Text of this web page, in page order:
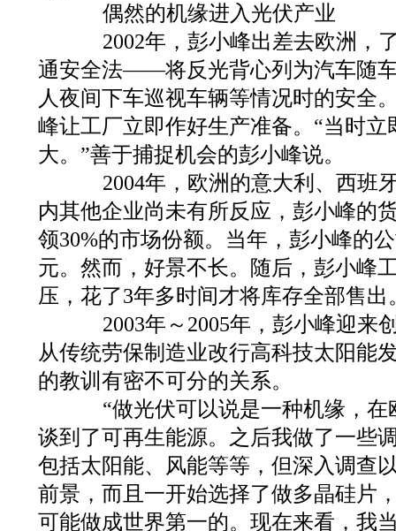
偶然的机缘进入光伏产业
2002年，彭小峰出差去欧洲，
通安全法——将反光背心列为汽车随
人夜间下车巡视车辆等情况时的安全
峰让工厂立即作好生产准备。“当时
大。”善于捕捉机会的彭小峰说。
2004年，欧洲的意大利、西班
内其他企业尚未有所反应，彭小峰的
领30%的市场份额。当年，彭小峰的
元。然而，好景不长。随后，彭小峰
压，花了3年多时间才将库存全部售出
2003年～2005年，彭小峰迎来
从传统劳保制造业改行高科技太阳能
的教训有密不可分的关系。
“做光伏可以说是一种机缘，在
谈到了可再生能源。之后我做了一些
包括太阳能、风能等等，但深入调查
前景，而且一开始选择了做多晶硅片
可能做成世界第一的。现在来看，我